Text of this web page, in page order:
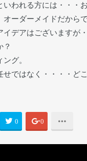
いわれる方には・・・
オーダーメイドだから
イデアはございますが
？
グ。
せではなく・・・・ど
0 0